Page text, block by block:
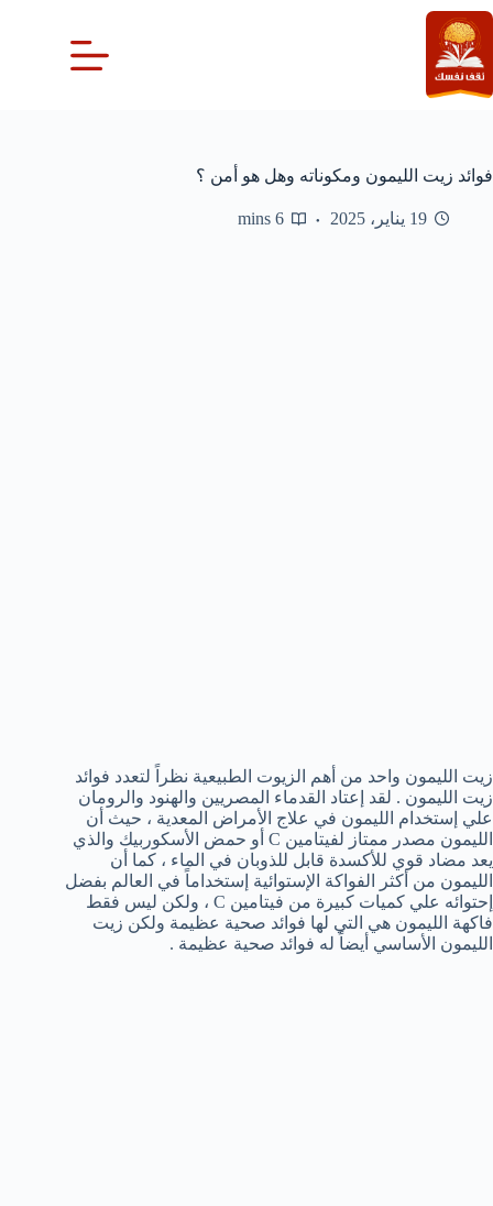
التجاوز
إلى
المحتوى
فوائد زيت الليمون ومكوناته وهل هو أمن ؟
19 يناير، 2025 6 mins
زيت الليمون واحد من أهم الزيوت الطبيعية نظراً لتعدد فوائد
زيت الليمون . لقد إعتاد القدماء المصريين والهنود والرومان
علي إستخدام الليمون في علاج الأمراض المعدية ، حيث أن
الليمون مصدر ممتاز لفيتامين C أو حمض الأسكوربيك والذي
يعد مضاد قوي للأكسدة قابل للذوبان في الماء ، كما أن
الليمون من أكثر الفواكة الإستوائية إستخداماً في العالم بفضل
إحتوائه علي كميات كبيرة من فيتامين C ، ولكن ليس فقط
فاكهة الليمون هي التي لها فوائد صحية عظيمة ولكن زيت
الليمون الأساسي أيضاً له فوائد صحية عظيمة .